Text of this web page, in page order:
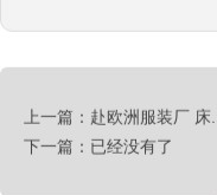
上一篇：赴欧洲服装厂 床...
下一篇：已经没有了